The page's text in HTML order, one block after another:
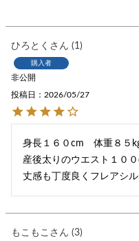
ひろとく 1
購入者
非公開
投稿日 2026/05/27
身長１６０cm　体重８５
産後太りのウエスト１０
丈感も丁度良くフレアシ
もこもこ 3